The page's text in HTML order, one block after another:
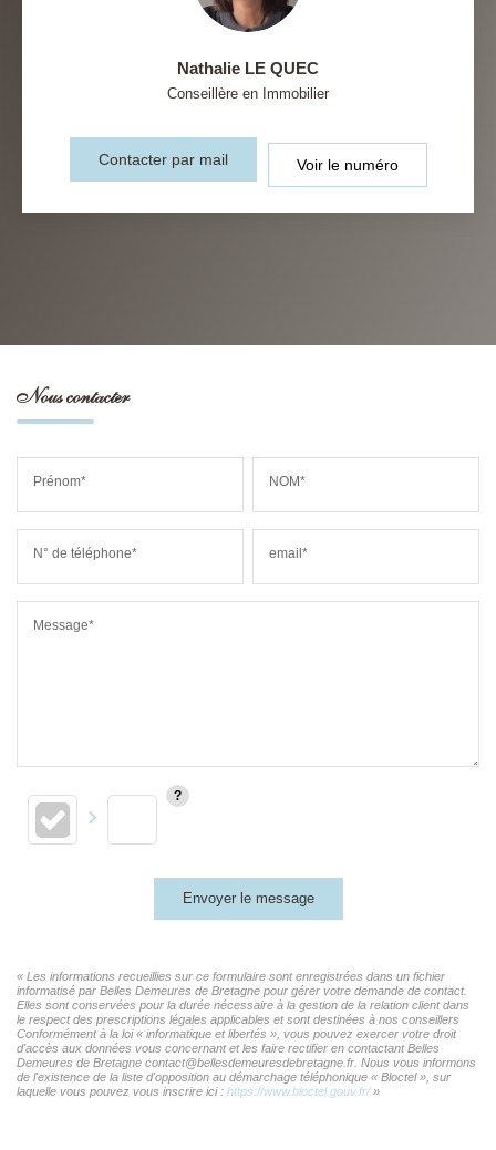
Nathalie LE QUEC
Conseillère en Immobilier
Contacter par mail Voir le numéro
Nous contacter
Prénom* NOM*
N° de téléphone* email*
Message*
Envoyer le message
« Les informations recueillies sur ce formulaire sont enregistrées dans un fichier
informatisé par Belles Demeures de Bretagne pour gérer votre demande de contact.
Elles sont conservées pour la durée nécessaire à la gestion de la relation client dans
le respect des prescriptions légales applicables et sont destinées à nos conseillers
Conformément à la loi « informatique et libertés », vous pouvez exercer votre droit
d'accès aux données vous concernant et les faire rectifier en contactant Belles
Demeures de Bretagne contact@bellesdemeuresdebretagne.fr. Nous vous informons
de l'existence de la liste d'opposition au démarchage téléphonique « Bloctel », sur
laquelle vous pouvez vous inscrire ici : https://www.bloctel.gouv.fr/»